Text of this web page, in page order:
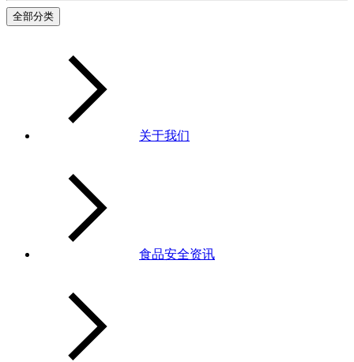
全部分类
关于我们
食品安全资讯